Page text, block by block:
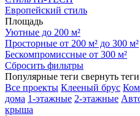
Европейский стиль
Площадь
Уютные до 200 м²
Просторные от 200 м² до 300 м²
Бескомпромиссные от 300 м²
Сбросить фильтры
Популярные теги свернуть теги
Все проекты Клееный брус
дома 1-этажные 2-этажные
крыша